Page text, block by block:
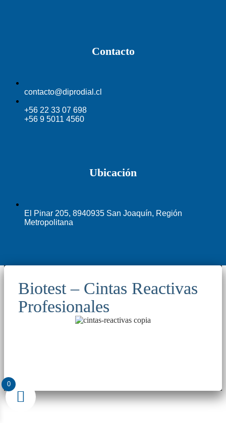
Contacto
contacto@diprodial.cl
+56 22 33 07 698
+56 9 5011 4560
Ubicación
El Pinar 205, 8940935 San Joaquín, Región
Metropolitana
Biotest – Cintas Reactivas
Profesionales
0